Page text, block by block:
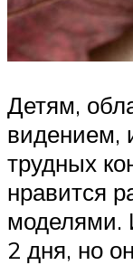
Детям,
видением,
трудных
нравится
моделями.
2 дня, но